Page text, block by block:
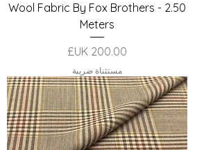
Wool Fabric By Fox Brothers - 2.50
Meters
السعر
مستثناة ضريبة